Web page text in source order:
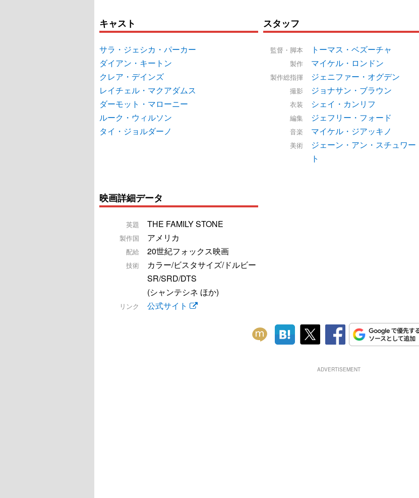
キャスト
サラ・ジェシカ・パーカー
ダイアン・キートン
クレア・デインズ
レイチェル・マクアダムス
ダーモット・マローニー
ルーク・ウィルソン
タイ・ジョルダーノ
スタッフ
監督・脚本 トーマス・ベズーチャ
製作 マイケル・ロンドン
製作総指揮 ジェニファー・オグデン
撮影 ジョナサン・ブラウン
衣装 シェイ・カンリフ
編集 ジェフリー・フォード
音楽 マイケル・ジアッキノ
美術
ジェーン・アン・スチュワー
ト
映画詳細データ
英題 THE FAMILY STONE
製作国 アメリカ
配給 20世紀フォックス映画
技術
カラー/ビスタサイズ/ドルビー
SR/SRD/DTS
(シャンテシネ ほか)
リンク 公式サイト
ADVERTISEMENT